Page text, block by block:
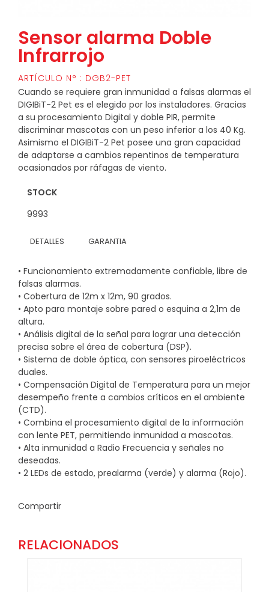
Sensor alarma Doble
Infrarrojo
ARTÍCULO N° : DGB2-PET
Cuando se requiere gran inmunidad a falsas alarmas el
DIGIBiT-2 Pet es el elegido por los instaladores. Gracias
a su procesamiento Digital y doble PIR, permite
discriminar mascotas con un peso inferior a los 40 Kg.
Asimismo el DIGIBiT-2 Pet posee una gran capacidad
de adaptarse a cambios repentinos de temperatura
ocasionados por ráfagas de viento.
STOCK
9993
DETALLES GARANTIA
• Funcionamiento extremadamente confiable, libre de
falsas alarmas.
• Cobertura de 12m x 12m, 90 grados.
• Apto para montaje sobre pared o esquina a 2,1m de
altura.
• Análisis digital de la señal para lograr una detección
precisa sobre el área de cobertura (DSP).
• Sistema de doble óptica, con sensores piroeléctricos
duales.
• Compensación Digital de Temperatura para un mejor
desempeño frente a cambios críticos en el ambiente
(CTD).
• Combina el procesamiento digital de la información
con lente PET, permitiendo inmunidad a mascotas.
• Alta inmunidad a Radio Frecuencia y señales no
deseadas.
• 2 LEDs de estado, prealarma (verde) y alarma (Rojo).
Compartir
RELACIONADOS